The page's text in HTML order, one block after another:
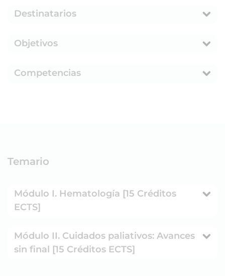
Destinatarios
Objetivos
Competencias
Temario
Módulo I. Hematología [15 Créditos
ECTS]
Módulo II. Cuidados paliativos: Avances
sin final [15 Créditos ECTS]